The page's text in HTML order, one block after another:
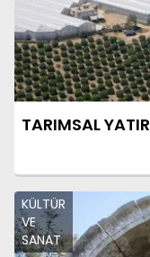
TARIMSAL
KÜLTÜR
VE
SANAT